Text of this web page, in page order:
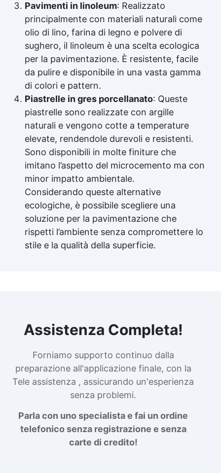
Pavimenti in linoleum: Realizzato
principalmente con materiali naturali come
olio di lino, farina di legno e polvere di
sughero, il linoleum è una scelta ecologica
per la pavimentazione. È resistente, facile
da pulire e disponibile in una vasta gamma
di colori e pattern.
Piastrelle in gres porcellanato: Queste
piastrelle sono realizzate con argille
naturali e vengono cotte a temperature
elevate, rendendole durevoli e resistenti.
Sono disponibili in molte finiture che
imitano l’aspetto del microcemento ma con
minor impatto ambientale.
Considerando queste alternative
ecologiche, è possibile scegliere una
soluzione per la pavimentazione che
rispetti l’ambiente senza compromettere lo
stile e la qualità della superficie.
Assistenza Completa!
Forniamo supporto continuo dalla
preparazione all'applicazione finale, con la
Tele assistenza , assicurando un'esperienza
senza problemi.
Parla con uno specialista e fai un ordine
telefonico senza registrazione e senza
carte di credito!